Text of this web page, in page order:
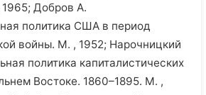
1965; Добров А.
политика США в период
войны. М. , 1952; Нарочницкий
политика капиталистических
Востоке. 1860–1895. М. ,